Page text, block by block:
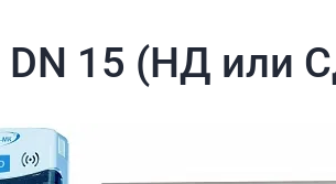
15 (НД или